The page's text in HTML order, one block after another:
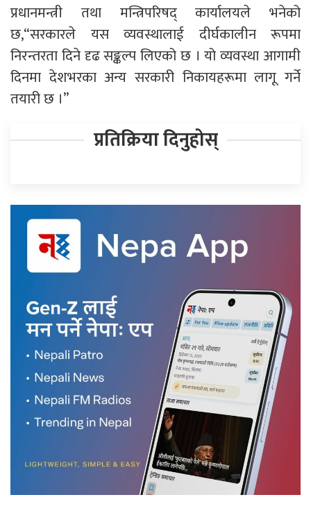
प्रधानमन्त्री तथा मन्त्रिपरिषद् कार्यालयले भनेको
छ,“सरकारले यस व्यवस्थालाई दीर्घकालीन रूपमा
निरन्तरता दिने दृढ सङ्कल्प लिएको छ । यो व्यवस्था आगामी
दिनमा देशभरका अन्य सरकारी निकायहरूमा लागू गर्ने
तयारी छ ।”
प्रतिक्रिया दिनुहोस्